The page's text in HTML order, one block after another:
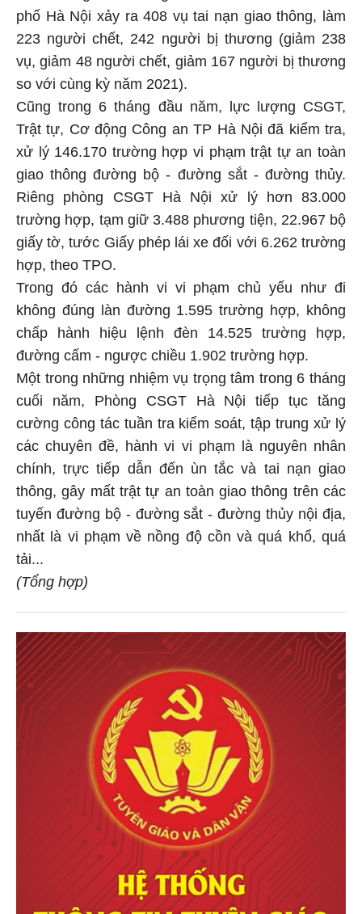
phố Hà Nội xảy ra 408 vụ tai nạn giao thông, làm
223 người chết, 242 người bị thương (giảm 238
vụ, giảm 48 người chết, giảm 167 người bị thương
so với cùng kỳ năm 2021).
Cũng trong 6 tháng đầu năm, lực lượng CSGT,
Trật tự, Cơ động Công an TP Hà Nội đã kiểm tra,
xử lý 146.170 trường hợp vi phạm trật tự an toàn
giao thông đường bộ - đường sắt - đường thủy.
Riêng phòng CSGT Hà Nội xử lý hơn 83.000
trường hợp, tạm giữ 3.488 phương tiện, 22.967 bộ
giấy tờ, tước Giấy phép lái xe đối với 6.262 trường
hợp, theo TPO.
Trong đó các hành vi vi phạm chủ yếu như đi
không đúng làn đường 1.595 trường hợp, không
chấp hành hiệu lệnh đèn 14.525 trường hợp,
đường cấm - ngược chiều 1.902 trường hợp.
Một trong những nhiệm vụ trọng tâm trong 6 tháng
cuối năm, Phòng CSGT Hà Nội tiếp tục tăng
cường công tác tuần tra kiểm soát, tập trung xử lý
các chuyên đề, hành vi vi phạm là nguyên nhân
chính, trực tiếp dẫn đến ùn tắc và tai nạn giao
thông, gây mất trật tự an toàn giao thông trên các
tuyến đường bộ - đường sắt - đường thủy nội địa,
nhất là vi phạm về nồng độ cồn và quá khổ, quá
tải...
(Tổng hợp)